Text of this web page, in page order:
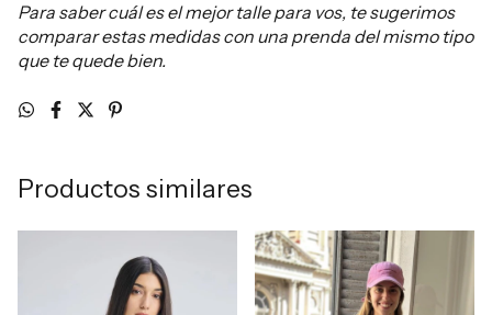
Para saber cuál es el mejor talle para vos, te sugerimos
comparar estas medidas con una prenda del mismo tipo
que te quede bien.
Productos similares